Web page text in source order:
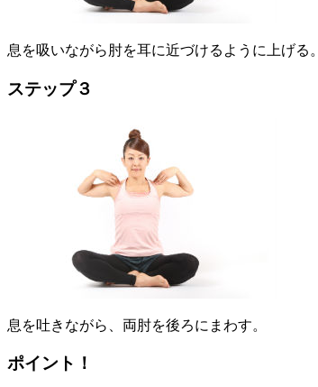
息を吸いながら肘を耳に近づけるように上げる。
ステップ３
息を吐きながら、両肘を後ろにまわす。
ポイント！